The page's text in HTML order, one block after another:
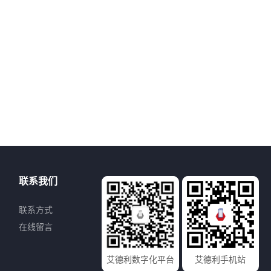
联系我们
联系方式
在线留言
艾德利数字化平台 艾德利手机站